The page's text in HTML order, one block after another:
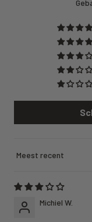
Sort by
Michiel W.